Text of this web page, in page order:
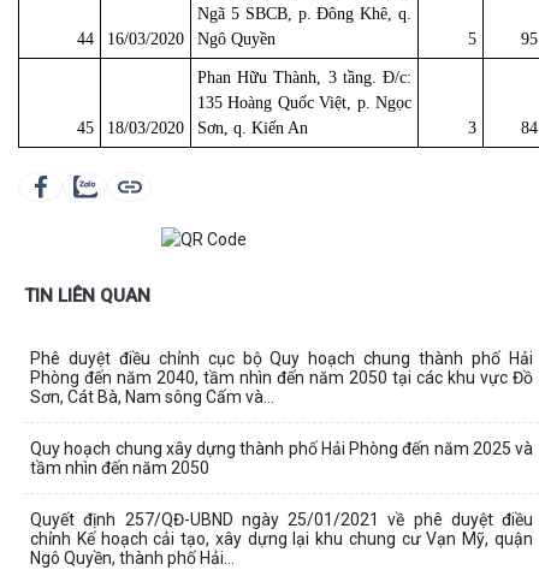
44 16/03/2020
Ngã 5 SBCB, p. Đông Khê, q.
Ngô Quyền
5 95
45 18/03/2020
Phan Hữu Thành, 3 tầng. Đ/c:
135 Hoàng Quốc Việt, p. Ngọc
Sơn, q. Kiến An
3 84
TIN LIÊN QUAN
Phê duyệt điều chỉnh cục bộ Quy hoạch chung thành phố Hải
Phòng đến năm 2040, tầm nhìn đến năm 2050 tại các khu vực Đồ
Sơn, Cát Bà, Nam sông Cấm và...
Quy hoạch chung xây dựng thành phố Hải Phòng đến năm 2025 và
tầm nhìn đến năm 2050
Quyết định 257/QĐ-UBND ngày 25/01/2021 về phê duyệt điều
chỉnh Kế hoạch cải tạo, xây dựng lại khu chung cư Vạn Mỹ, quận
Ngô Quyền, thành phố Hải...